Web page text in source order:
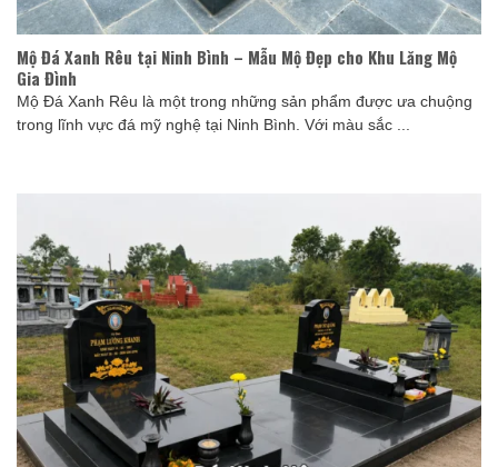
Mộ Đá Xanh Rêu tại Ninh Bình – Mẫu Mộ Đẹp cho Khu Lăng Mộ
Gia Đình
Mộ Đá Xanh Rêu là một trong những sản phẩm được ưa chuộng
trong lĩnh vực đá mỹ nghệ tại Ninh Bình. Với màu sắc ...